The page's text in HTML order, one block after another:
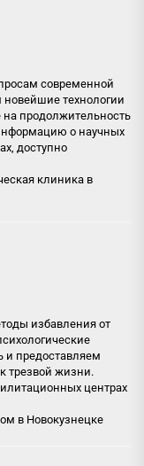
современной
технологии
на продолжительность
о научных
доступно
клиника в
избавления от
и предоставляем
трезвой жизни.
центрах
в Новокузнецке